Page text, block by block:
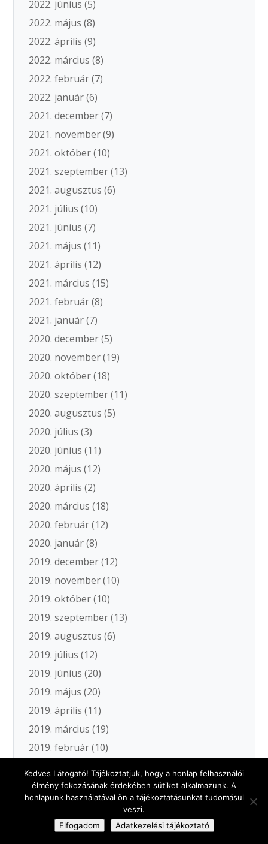
2022. június (5)
2022. május (8)
2022. április (9)
2022. március (8)
2022. február(7)
2022. január(6)
2021. december(7)
2021. november(9)
2021. október(10)
2021. szeptember(13)
2021. augusztus (6)
2021. július (10)
2021. június (7)
2021. május (11)
2021. április (12)
2021. március (15)
2021. február(8)
2021. január(7)
2020. december(5)
2020. november(19)
2020. október(18)
2020. szeptember(11)
2020. augusztus (5)
2020. július (3)
2020. június (11)
2020. május (12)
2020. április (2)
2020. március (18)
2020. február(12)
2020. január(8)
2019. december(12)
2019. november(10)
2019. október(10)
2019. szeptember(13)
2019. augusztus (6)
2019. július (12)
2019. június (20)
2019. május (20)
2019. április (11)
2019. március (19)
2019. február(10)
2018. december(9)
2018. november(17)
2018. október(18)
Kedves Látogató! Tájékoztatjuk, hogy a honlap felhasználói
élmény fokozásának érdekében sütiket alkalmazunk. A
honlapunk használatával ön a tájékoztatásunkat tudomásul
veszi.
Elfogadom
Adatkezelési tájékoztató